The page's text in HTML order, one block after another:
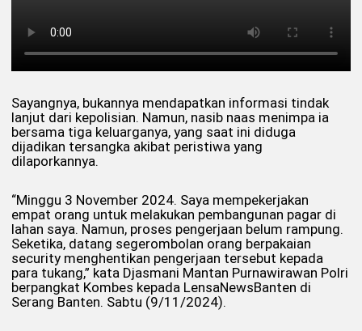
Sayangnya, bukannya mendapatkan informasi tindak
lanjut dari kepolisian. Namun, nasib naas menimpa ia
bersama tiga keluarganya, yang saat ini diduga
dijadikan tersangka akibat peristiwa yang
dilaporkannya.
“Minggu 3 November 2024. Saya mempekerjakan
empat orang untuk melakukan pembangunan pagar di
lahan saya. Namun, proses pengerjaan belum rampung.
Seketika, datang segerombolan orang berpakaian
security menghentikan pengerjaan tersebut kepada
para tukang,” kata Djasmani Mantan Purnawirawan Polri
berpangkat Kombes kepada LensaNewsBanten di
Serang Banten. Sabtu (9/11/2024).